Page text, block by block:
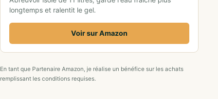
longtemps et ralentit le gel.
Voir sur Amazon
En tant que Partenaire Amazon, je réalise un bénéfice sur les achats
remplissant les conditions requises.